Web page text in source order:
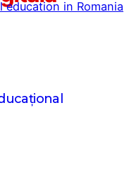
education in Romania